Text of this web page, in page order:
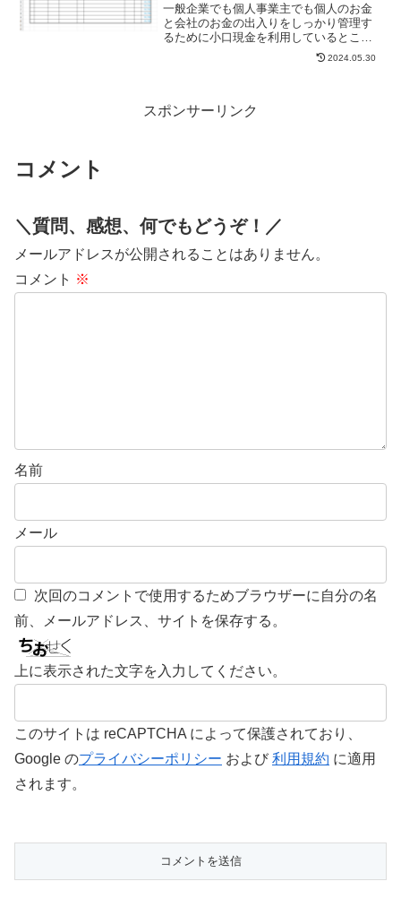
一般企業でも個人事業主でも個人のお金
と会社のお金の出入りをしっかり管理す
るために小口現金を利用しているところ
は多いと思います。しかし残高をしっか
り合わせたり、出納簿でつけた内容を会
2024.05.30
スポンサーリンク
コメント
＼質問、感想、何でもどうぞ！／
メールアドレスが公開されることはありません。
コメント ※
名前
メール
次回のコメントで使用するためブラウザーに自分の名
前、メールアドレス、サイトを保存する。
上に表示された文字を入力してください。
このサイトは reCAPTCHA によって保護されており、
Google のプライバシーポリシー および 利用規約 に適用
されます。